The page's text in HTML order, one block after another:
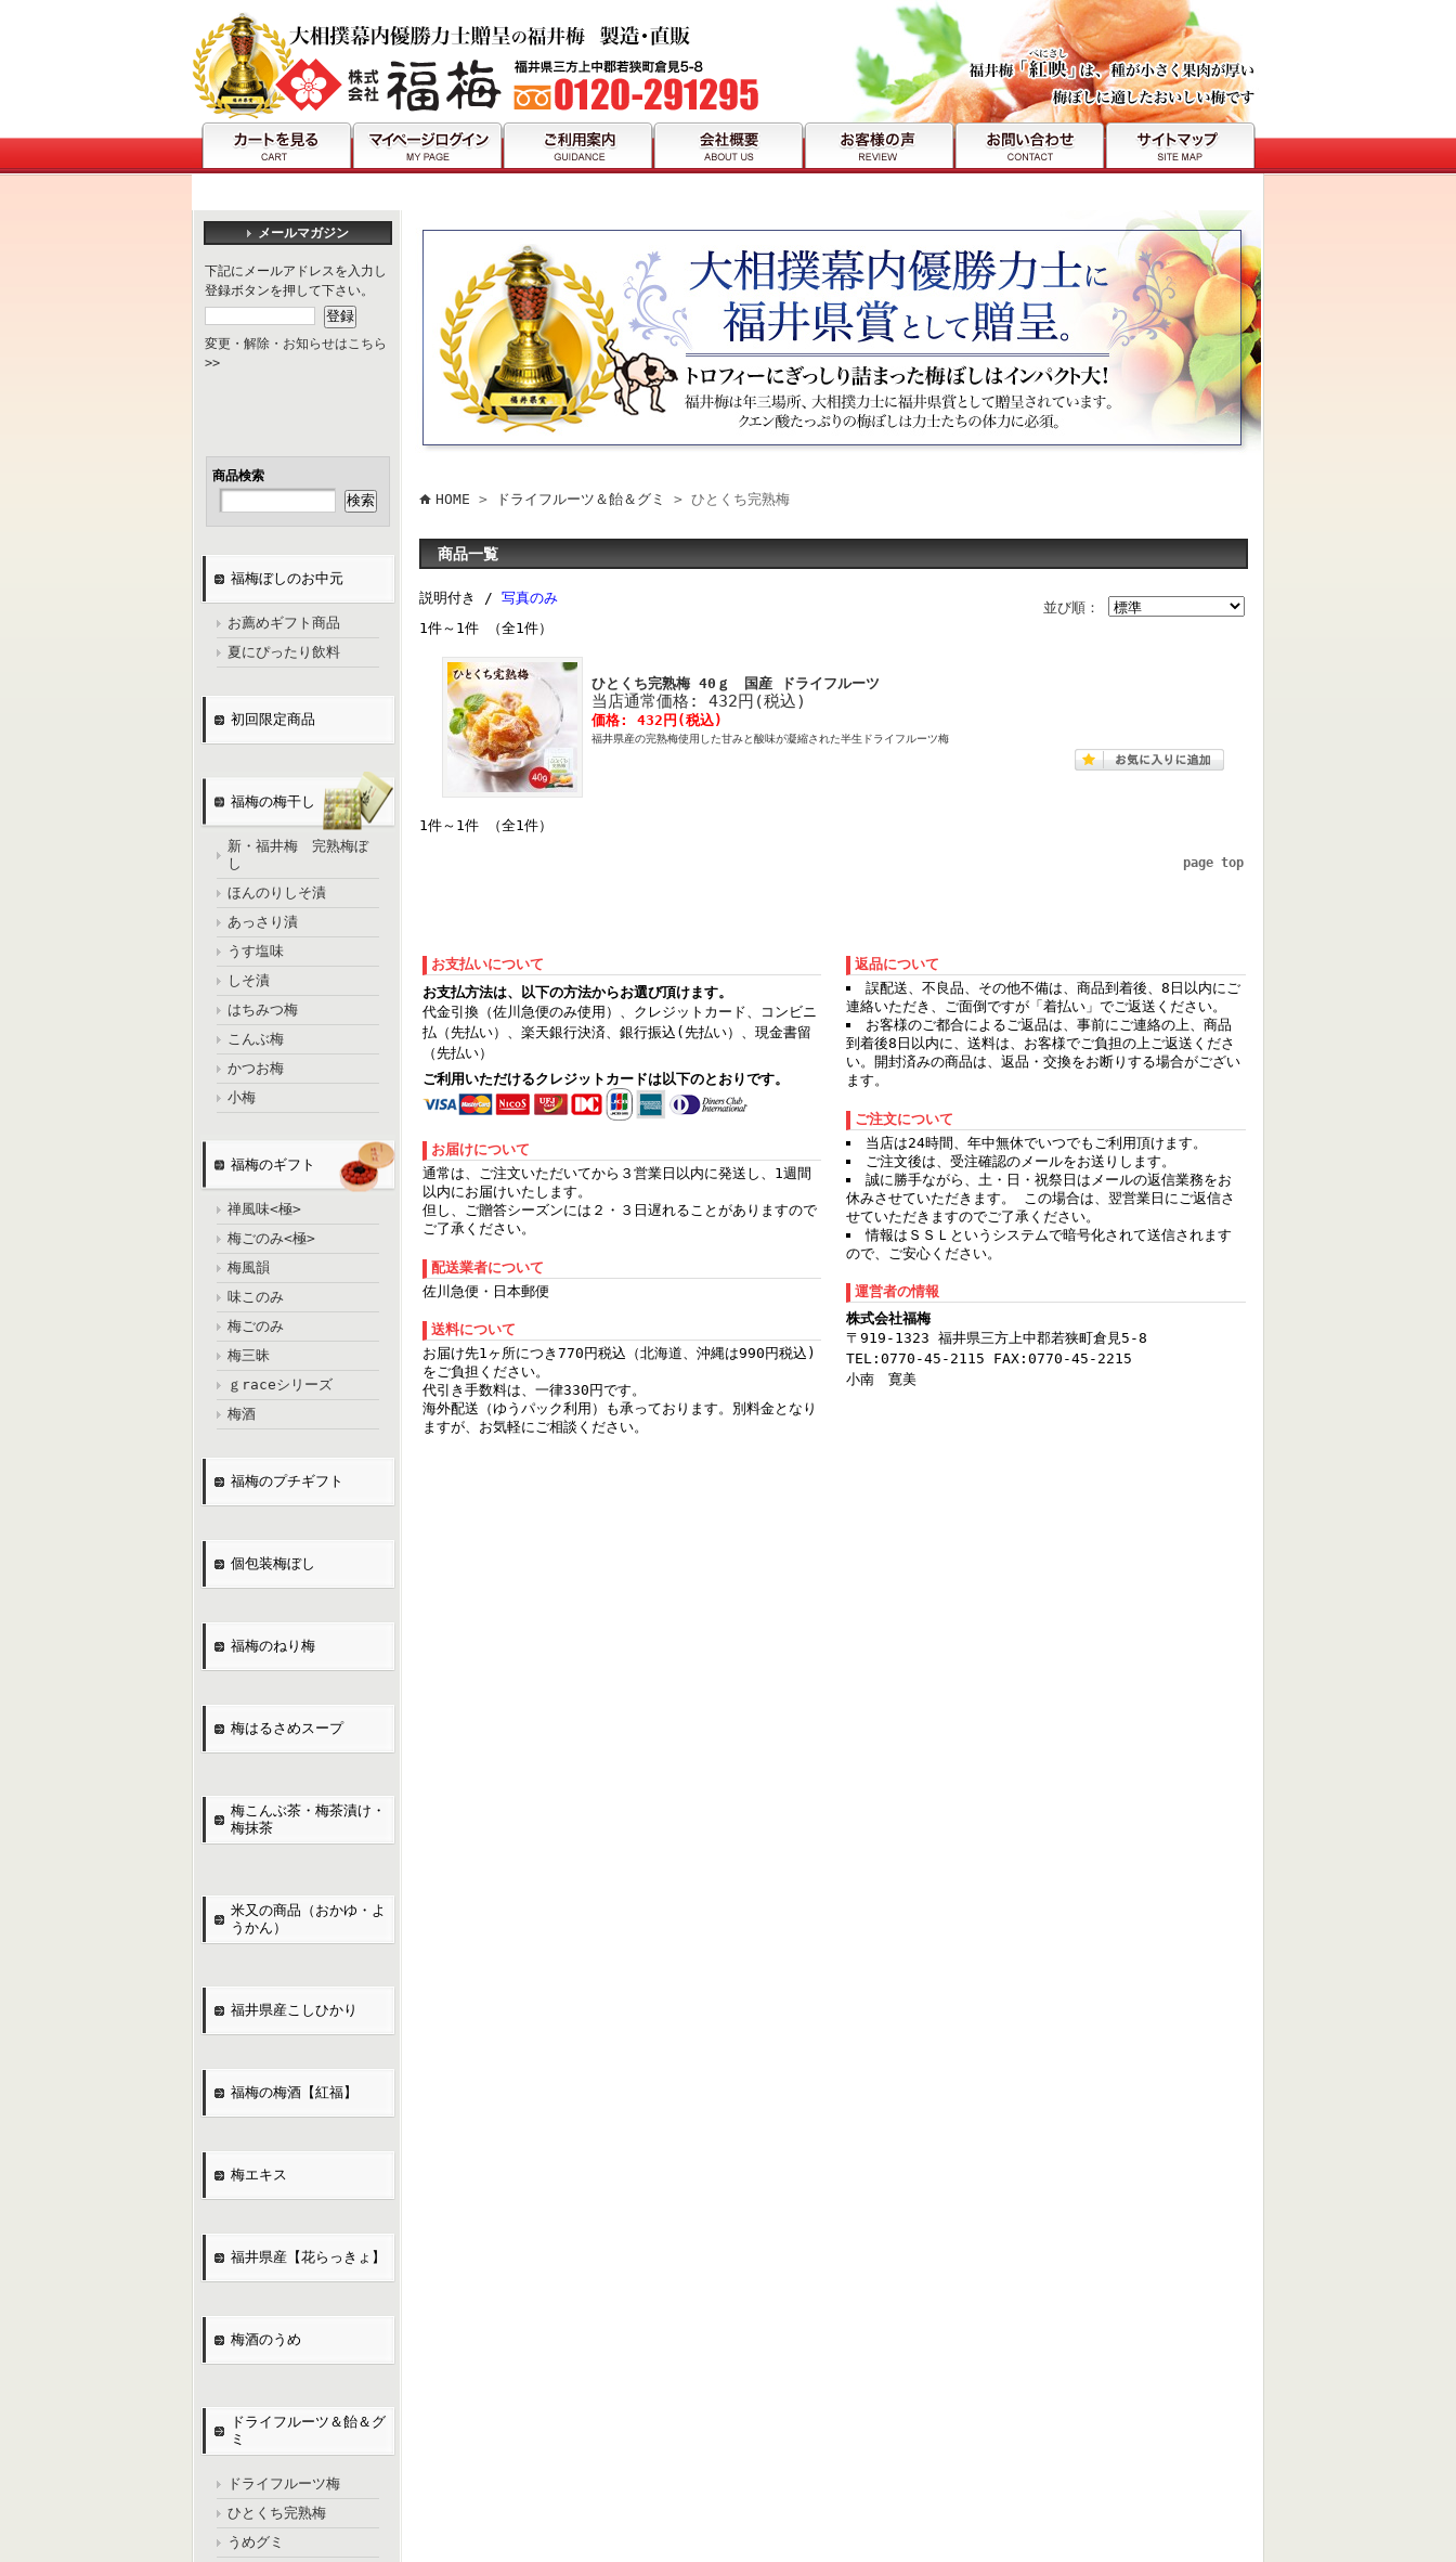
メールマガジン
下記にメールアドレスを入力し
登録ボタンを押して下さい。
変更・解除・お知らせはこちら
>>
商品検索
福梅ぼしのお中元
お薦めギフト商品
夏にぴったり飲料
初回限定商品
福梅の梅干し
新・福井梅 完熟梅ぼ
し
ほんのりしそ漬
あっさり漬
うす塩味
しそ漬
はちみつ梅
こんぶ梅
かつお梅
小梅
福梅のギフト
禅風味<極>
梅ごのみ<極>
梅風韻
味このみ
梅ごのみ
梅三昧
ｇraceシリーズ
梅酒
福梅のプチギフト
個包装梅ぼし
福梅のねり梅
梅はるさめスープ
梅こんぶ茶・梅茶漬け・
梅抹茶
米又の商品（おかゆ・よ
うかん）
福井県産こしひかり
福梅の梅酒【紅福】
梅エキス
福井県産【花らっきょ】
梅酒のうめ
ドライフルーツ＆飴＆グ
ミ
ドライフルーツ梅
ひとくち完熟梅
うめグミ
HOME > ドライフルーツ＆飴＆グミ > ひとくち完熟梅
商品一覧
並び順：
説明付き / 写真のみ
1件～1件 （全1件）
ひとくち完熟梅 40ｇ 国産 ドライフルーツ
当店通常価格: 432円(税込)
価格: 432円(税込)
福井県産の完熟梅使用した甘みと酸味が凝縮された半生ドライフルーツ梅
1件～1件 （全1件）
page top
お支払いについて
お支払方法は、以下の方法からお選び頂けます。
代金引換（佐川急便のみ使用）、クレジットカード、コンビニ
払（先払い）、楽天銀行決済、銀行振込(先払い）、現金書留
（先払い）
ご利用いただけるクレジットカードは以下のとおりです。
お届けについて
通常は、ご注文いただいてから３営業日以内に発送し、1週間
以内にお届けいたします。
但し、ご贈答シーズンには２・３日遅れることがありますので
ご了承ください。
配送業者について
佐川急便・日本郵便
送料について
お届け先1ヶ所につき770円税込（北海道、沖縄は990円税込)
をご負担ください。
代引き手数料は、一律330円です。
海外配送（ゆうパック利用）も承っております。別料金となり
ますが、お気軽にご相談ください。
返品について
誤配送、不良品、その他不備は、商品到着後、8日以内にご
連絡いただき、ご面倒ですが「着払い」でご返送ください。
お客様のご都合によるご返品は、事前にご連絡の上、商品
到着後8日以内に、送料は、お客様でご負担の上ご返送くださ
い。開封済みの商品は、返品・交換をお断りする場合がござい
ます。
ご注文について
当店は24時間、年中無休でいつでもご利用頂けます。
ご注文後は、受注確認のメールをお送りします。
誠に勝手ながら、土・日・祝祭日はメールの返信業務をお
休みさせていただきます。 この場合は、翌営業日にご返信さ
せていただきますのでご了承ください。
情報はＳＳＬというシステムで暗号化されて送信されます
ので、ご安心ください。
運営者の情報
株式会社福梅
〒919-1323 福井県三方上中郡若狭町倉見5-8
TEL:0770-45-2115 FAX:0770-45-2215
小南 寛美